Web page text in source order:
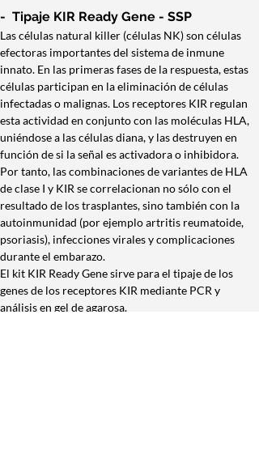
-  Tipaje KIR Ready Gene - SSP
Las células natural killer (células NK) son células
efectoras importantes del sistema de inmune
innato. En las primeras fases de la respuesta, estas
células participan en la eliminación de células
infectadas o malignas. Los receptores KIR regulan
esta actividad en conjunto con las moléculas HLA,
uniéndose a las células diana, y las destruyen en
función de si la señal es activadora o inhibidora.
Por tanto, las combinaciones de variantes de HLA
de clase I y KIR se correlacionan no sólo con el
resultado de los trasplantes, sino también con la
autoinmunidad (por ejemplo artritis reumatoide,
psoriasis), infecciones virales y complicaciones
durante el embarazo.
El kit KIR Ready Gene sirve para el tipaje de los
genes de los receptores KIR mediante PCR y
análisis en gel de agarosa.